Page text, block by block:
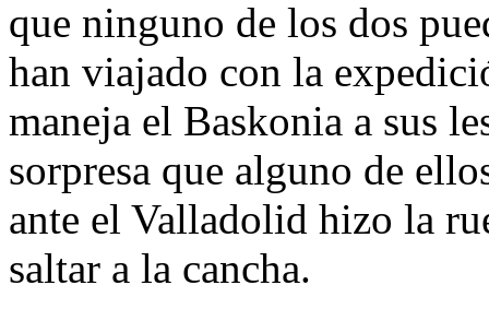
que ninguno de los dos
han viajado con la
maneja el Baskonia a sus
sorpresa que alguno de
ante el Valladolid hizo la
saltar a la cancha.